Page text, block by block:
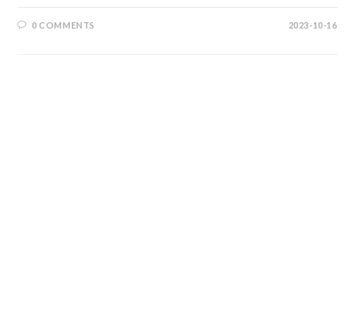
0 COMMENTS 2023-10-16